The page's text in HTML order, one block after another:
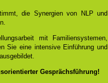
die Synergien von NLP und
mit Familiensystemen,
Sie eine intensive Einführung und
ausgebildet.
Gesprächsführung!